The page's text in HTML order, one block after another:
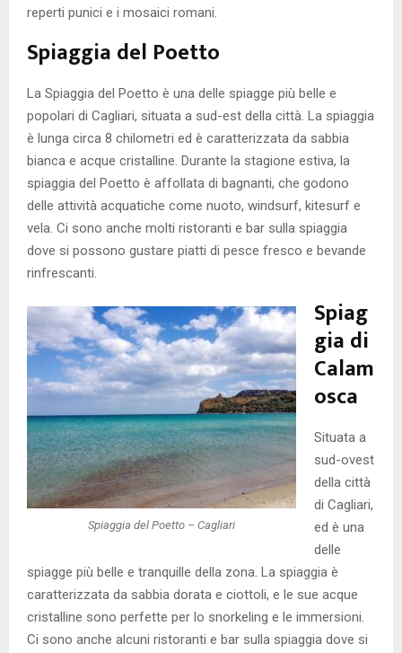
reperti punici e i mosaici romani.
Spiaggia del Poetto
La Spiaggia del Poetto è una delle spiagge più belle e
popolari di Cagliari, situata a sud-est della città. La spiaggia
è lunga circa 8 chilometri ed è caratterizzata da sabbia
bianca e acque cristalline. Durante la stagione estiva, la
spiaggia del Poetto è affollata di bagnanti, che godono
delle attività acquatiche come nuoto, windsurf, kitesurf e
vela. Ci sono anche molti ristoranti e bar sulla spiaggia
dove si possono gustare piatti di pesce fresco e bevande
rinfrescanti.
Spiaggia del Poetto – Cagliari
Spiag
gia di
Calam
osca
Situata a
sud-ovest
della città
di Cagliari,
ed è una
delle
spiagge più belle e tranquille della zona. La spiaggia è
caratterizzata da sabbia dorata e ciottoli, e le sue acque
cristalline sono perfette per lo snorkeling e le immersioni.
Ci sono anche alcuni ristoranti e bar sulla spiaggia dove si